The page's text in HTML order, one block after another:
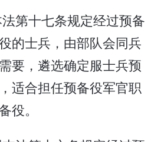
第十七条规定经过预备
的士兵，由部队会同兵
要，遴选确定服士兵预
适合担任预备役军官职
役。